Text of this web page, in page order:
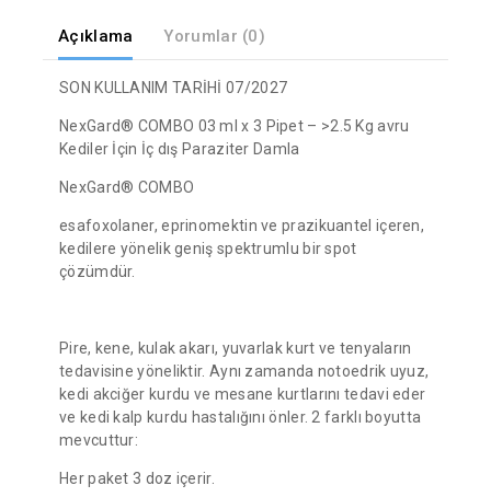
Açıklama Yorumlar (0)
SON KULLANIM TARİHİ 07/2027
NexGard® COMBO 03 ml x 3 Pipet – >2.5 Kg avru
Kediler İçin İç dış Paraziter Damla
NexGard® COMBO
esafoxolaner, eprinomektin ve prazikuantel içeren,
kedilere yönelik geniş spektrumlu bir spot
çözümdür.
Pire, kene, kulak akarı, yuvarlak kurt ve tenyaların
tedavisine yöneliktir. Aynı zamanda notoedrik uyuz,
kedi akciğer kurdu ve mesane kurtlarını tedavi eder
ve kedi kalp kurdu hastalığını önler. 2 farklı boyutta
mevcuttur:
Her paket 3 doz içerir.